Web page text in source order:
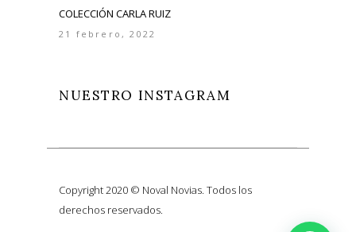
COLECCIÓN CARLA RUIZ
21 febrero, 2022
NUESTRO INSTAGRAM
Copyright 2020 © Noval Novias. Todos los
derechos reservados.